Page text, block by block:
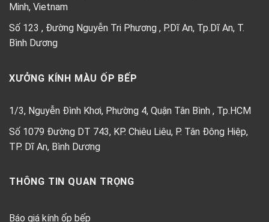
Minh, Vietnam
Số 123 , Đường Nguyễn Tri Phương , P.Dĩ An, Tp.Dĩ An, T.
Bình Dương
XƯỞNG KÍNH MÀU ỐP BẾP
1/3, Nguyễn Đình Khơi, Phường 4, Quận Tân Bình , Tp.HCM
Số 1079 Đường DT 743, KP. Chiêu Liêu, P. Tân Đông Hiệp,
TP. Dĩ An, Bình Dương
THÔNG TIN QUAN TRỌNG
Báo giá kính ốp bếp